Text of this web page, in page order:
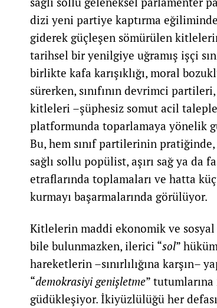
dizi yeni partiye kaptırma
giderek güçleşen sömürülen
tarihsel bir yenilgiye uğramış işçi
birlikte kafa karışıklığı, moral
sürerken, sınıfının devrimci
kitleleri –şüphesiz somut acil
platformunda toparlamaya yönelik
Bu, hem sınıf partilerinin
sağlı sollu popülist, aşırı sağ ya
etraflarında toplamaları ve hatta
kurmayı başarmalarında görülüyor.
Kitlelerin maddi ekonomik ve sosyal
bile bulunmazken, ilerici “sol”
hareketlerin –sınırlılığına karşın–
“demokrasiyi genişletme”
güdükleşiyor. İkiyüzlülüğü her